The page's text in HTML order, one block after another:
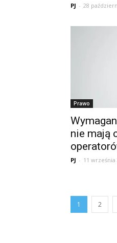
PJ - 28
Prawo
nie mają
PJ - 11 września
1 2